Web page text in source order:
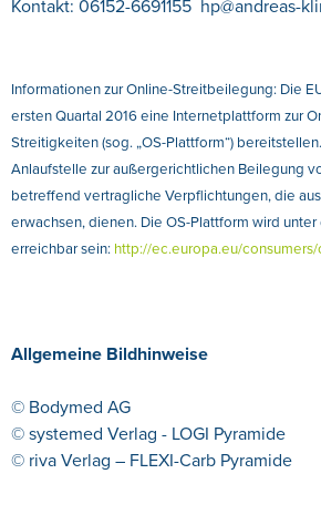
Kontakt: 06152-6691155 hp@andreas-
Informationen zur Online-Streitbeilegung: Die
ersten Quartal 2016 eine Internetplattform zur
Streitigkeiten (sog. „OS-Plattform“)
Anlaufstelle zur außergerichtlichen Beilegung
betreffend vertragliche Verpflichtungen, die
erwachsen, dienen. Die OS-Plattform wird
erreichbar sein: http://ec.europa.eu/
Allgemeine Bildhinweise
© Bodymed AG
© systemed Verlag - LOGI Pyramide
© riva Verlag – FLEXI-Carb Pyramide